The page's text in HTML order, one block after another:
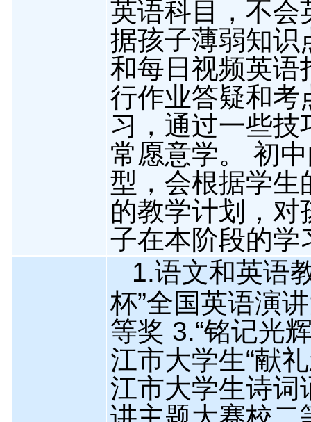
英语科目，不会
据孩子薄弱知识
和每日视频英语
行作业答疑和考
习，通过一些技
常愿意学。 初
型，会根据学生
的教学计划，对
子在本阶段的学
1.语文和英语
杯”全国英语演
等奖 3.“铭记光
江市大学生“献
江市大学生诗词